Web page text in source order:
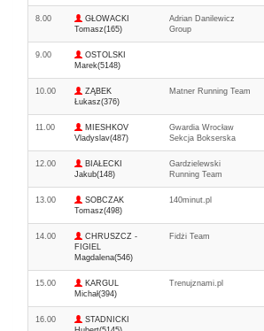
8.00
GŁOWACKI
Tomasz(165)
Adrian Danilewicz
Group
9.00
OSTOLSKI
Marek(5148)
10.00
ZĄBEK
Łukasz(376)
Matner Running Team
11.00
MIESHKOV
Vladyslav(487)
Gwardia Wrocław
Sekcja Bokserska
12.00
BIAŁECKI
Jakub(148)
Gardzielewski
Running Team
13.00
SOBCZAK
Tomasz(498)
140minut.pl
14.00
CHRUSZCZ -
FIGIEL
Magdalena(546)
Fidżi Team
15.00
KARGUL
Michał(394)
Trenujznami.pl
16.00
STADNICKI